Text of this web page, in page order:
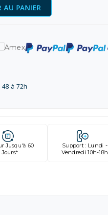
AU PANIER
à 72h
Jusqu'à 60
Jours*
Support : Lundi -
Vendredi 10h-18h